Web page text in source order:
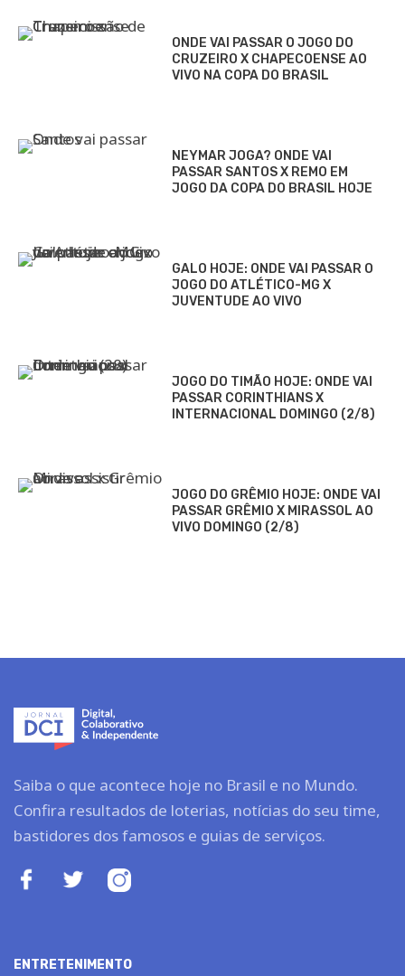
ONDE VAI PASSAR O JOGO DO
CRUZEIRO X CHAPECOENSE AO
VIVO NA COPA DO BRASIL
NEYMAR JOGA? ONDE VAI
PASSAR SANTOS X REMO EM
JOGO DA COPA DO BRASIL HOJE
GALO HOJE: ONDE VAI PASSAR O
JOGO DO ATLÉTICO-MG X
JUVENTUDE AO VIVO
JOGO DO TIMÃO HOJE: ONDE VAI
PASSAR CORINTHIANS X
INTERNACIONAL DOMINGO (2/8)
JOGO DO GRÊMIO HOJE: ONDE VAI
PASSAR GRÊMIO X MIRASSOL AO
VIVO DOMINGO (2/8)
Saiba o que acontece hoje no Brasil e no Mundo.
Confira resultados de loterias, notícias do seu time,
bastidores dos famosos e guias de serviços.
ENTRETENIMENTO